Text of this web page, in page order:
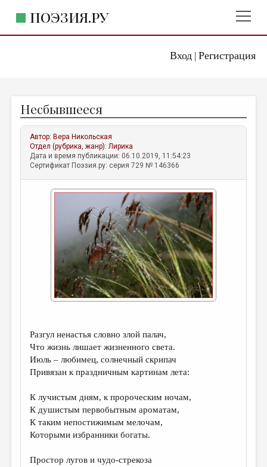
Вход| Регистрация
ПОЭЗИЯ.РУ
ЖАНРЫ
АВТОРЫ
КОММЕНТАРИИ
ЛИТСАЛОН
ПРАВИЛА САЙТА
ОТДЕЛЫ И РУБРИКИ
ИЗБРАННОЕ
ДАЙДЖЕСТ
КОНКУРСЫ
ДЕТСКАЯ КОМНАТА
ОБЗОР ЛИТЕРАТУРЫ
СТРАНИЦЫ ПАМЯТИ
Несбывшееся
Автор: Вера Никольская
Отдел (рубрика, жанр):Лирика
Дата и время публикации: 06.10.2019, 11:54:23
Сертификат Поэзия.ру: серия 729 № 146366
Разгул ненастья словно злой палач,
Что жизнь лишает жизненного света.
Июль – любимец, солнечный скрипач
Привязан к праздничным картинам лета:
К лучистым дням, к пророческим ночам,
К душистым первобытным ароматам,
К таким непостижимым мелочам,
Которыми избранники богаты.
Простор лугов и чудо-стрекоза